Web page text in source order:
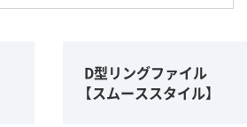
D型リングファイル
【スムーススタイル】